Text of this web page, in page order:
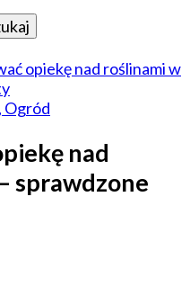
opiekę nad roślinami w
Ogród
nad
sprawdzone